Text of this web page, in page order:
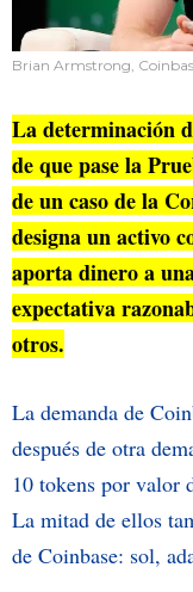
Brian Armstrong,
La determinación
de que pase la
de un caso de la
designa un activo
aporta dinero a
expectativa
otros.
La demanda de
después de otra
10 tokens por valor
La mitad de ellos
de Coinbase: sol,